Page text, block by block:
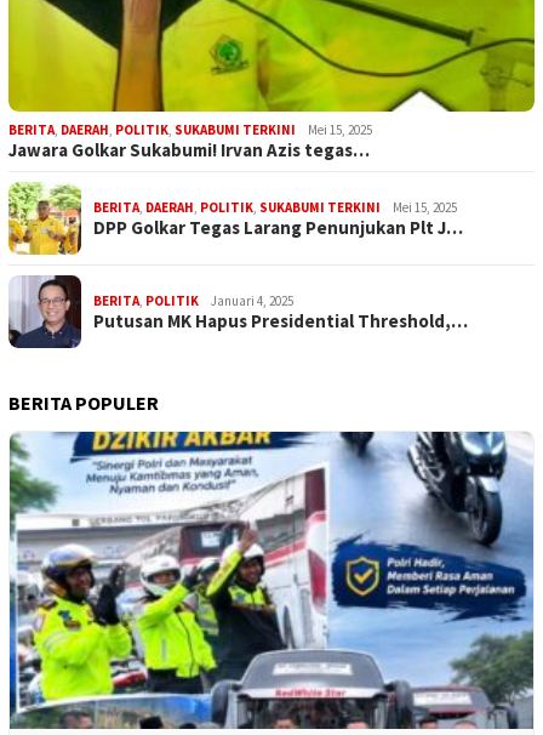
BERITA DAERAH POLITIK SUKABUMI TERKINI Mei 15, 2025
Jawara Golkar Sukabumi! Irvan Azis tegas…
BERITA DAERAH POLITIK SUKABUMI TERKINI Mei 15, 2025
DPP Golkar Tegas Larang Penunjukan Plt J…
BERITA POLITIK Januari 4, 2025
Putusan MK Hapus Presidential Threshold,…
BERITA POPULER